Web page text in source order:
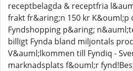
receptbelagda & receptfria
frakt fr&aring;n 150 kr K&ouml;p
Fyndshopping p&aring;
billigt Fynda bland miljontals
V&auml;lkommen till Fyndiq -
marknadsplats f&ouml;r